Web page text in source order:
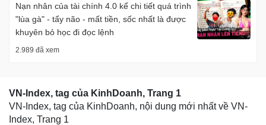
Nạn nhân của tài chính 4.0 kể chi tiết quá trình
"lùa gà" - tẩy não - mất tiền, sốc nhất là được
khuyên bỏ học đi đọc lệnh
2.989 đã xem
VN-Index, tag của KinhDoanh, Trang 1
VN-Index, tag của KinhDoanh, nội dung mới nhất về VN-
Index, Trang 1